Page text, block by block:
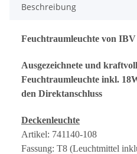
Beschreibung
Feuchtraumleuchte von IBV
Ausgezeichnete und
Feuchtraumleuchte inkl.
den Direktanschluss
Deckenleuchte
Artikel: 741140-108
Fassung: T8 (Leuchtmittel